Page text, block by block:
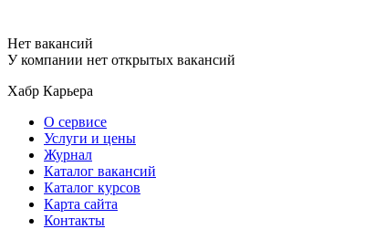
Нет вакансий
У компании нет открытых вакансий
Хабр Карьера
О сервисе
Услуги и цены
Журнал
Каталог вакансий
Каталог курсов
Карта сайта
Контакты